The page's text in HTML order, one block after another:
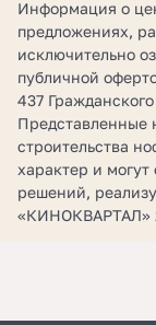
Информация о
предложениях,
исключительно
публичной
437
Представленные
строительства
характер и могут
решений,
«КИНОКВАРТАЛ»